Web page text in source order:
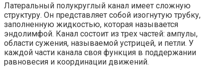
Латеральный полукруглый канал имеет сложную
структуру. Он представляет собой изогнутую трубку,
заполненную жидкостью, которая называется
эндолимфой. Канал состоит из трех частей: ампулы,
области сужения, называемой устрицей, и петли. У
каждой части канала своя функция в поддержании
равновесия и координации движений.